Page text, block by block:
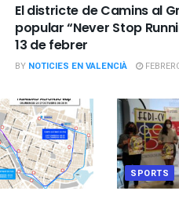
El districte de Camins al
popular “Never Stop
13 de febrer
BY NOTICIES EN VALENCIÀ
SPORTS